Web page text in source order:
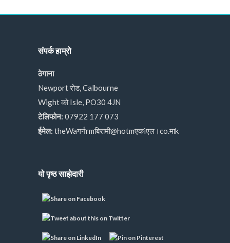
संपर्क हाम्रो
ठेगाना
Newport रोड, Calbourne
Wight को Isle, PO30 4JN
टेलिफोन: 07922 177 073
ईमेल: theWaगर्नrmबिरामी@hotmएकiएल।co.माk
यो पृष्ठ साझेदारी